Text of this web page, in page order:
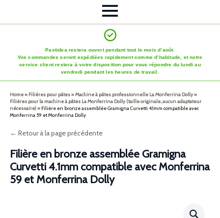
Pastidea restera ouvert pendant tout le mois d’août.
Vos commandes seront expédiées rapidement comme d’habitude, et notre
service client restera à votre disposition pour vous répondre du lundi au
vendredi pendant les heures de travail.
Home» Filières pour pâtes»Machine à pâtes professionnelle La Monferrina Dolly»
Filières pour la machine à pâtes La Monferrina Dolly (taille originale, aucun adaptateur
nécessaire)» Filière en bronze assemblée Gramigna Curvetti 4.1mm compatible avec
Monferrina 59 et Monferrina Dolly
← Retour à la page précédente
Filière en bronze assemblée Gramigna
Curvetti 4.1mm compatible avec Monferrina
59 et Monferrina Dolly